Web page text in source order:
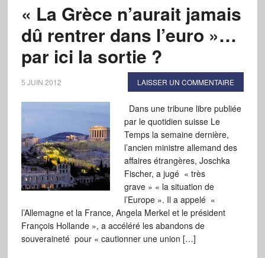
« La Grèce n’aurait jamais
dû rentrer dans l’euro »…
par ici la sortie ?
5 JUIN 2012 LAISSER UN COMMENTAIRE
Dans une tribune libre publiée
par le quotidien suisse Le
Temps la semaine dernière,
l’ancien ministre allemand des
affaires étrangères, Joschka
Fischer, a jugé « très
grave » « la situation de
l’Europe ». Il a appelé «
l’Allemagne et la France, Angela Merkel et le président
François Hollande », a accéléré les abandons de
souveraineté pour « cautionner une union […]